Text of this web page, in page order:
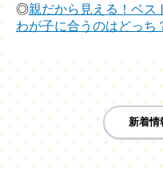
◎親だから見える！ベ
わが子に合うのはどっち
新着情